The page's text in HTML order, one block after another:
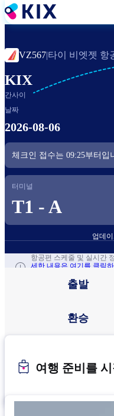
주
요
텐
츠
건
너
뛰
기
VZ567|타이 비엣젯 항
KIX
간사이
날짜
2026-08-06
체크인 접수는 09:25부터입
터미널
T1 - A
업데
항
항공편 스케줄 및 실시간
세한 내용은 여기를 클릭하
출발
환승
여행 준비를